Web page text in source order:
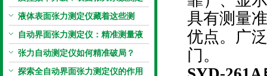
仪真香警告
液体表面张力测定仪藏着这些测
定“小窍门”
自动界面张力测定仪：精准测量液
体界面张力的关键设备
张力自动测定仪如何精准破局？
探索全自动界面张力测定仪的作用
具有测量
优点。广
门。